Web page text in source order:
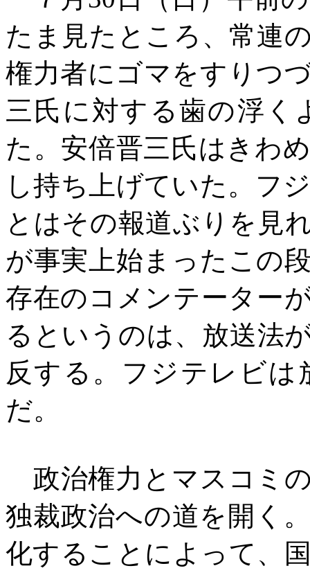
たま見たところ、常連
権力者にゴマをすりつ
三氏に対する歯の浮く
た。安倍晋三氏はきわ
し持ち上げていた。フ
とはその報道ぶりを見
が事実上始まったこの
存在のコメンテーター
るというのは、放送法
反する。フジテレビは
だ。
政治権力とマスコミ
独裁政治への道を開く
化することによって、